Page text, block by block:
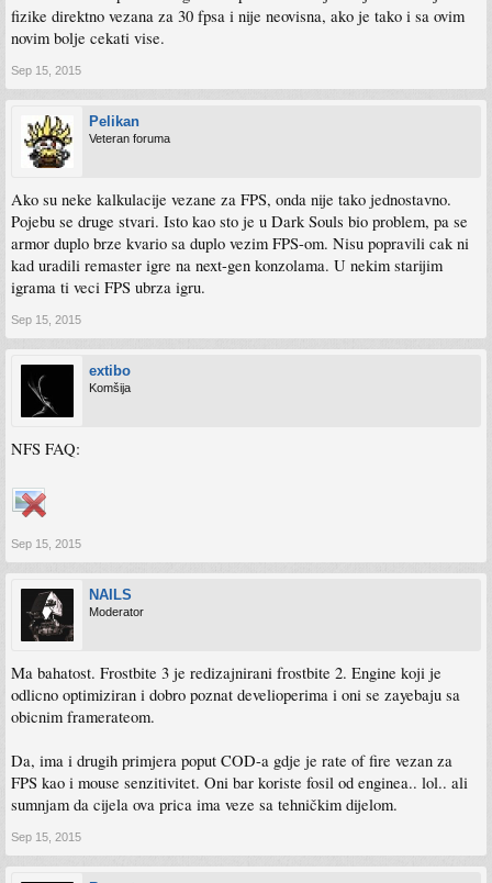
fizike direktno vezana za 30 fpsa i nije neovisna, ako je tako i sa ovim
novim bolje cekati vise.
Sep 15, 2015
Pelikan
Veteran foruma
Ako su neke kalkulacije vezane za FPS, onda nije tako jednostavno.
Pojebu se druge stvari. Isto kao sto je u Dark Souls bio problem, pa se
armor duplo brze kvario sa duplo vezim FPS-om. Nisu popravili cak ni
kad uradili remaster igre na next-gen konzolama. U nekim starijim
igrama ti veci FPS ubrza igru.
Sep 15, 2015
extibo
Komšija
NFS FAQ:
Sep 15, 2015
NAILS
Moderator
Ma bahatost. Frostbite 3 je redizajnirani frostbite 2. Engine koji je
odlicno optimiziran i dobro poznat develioperima i oni se zayebaju sa
obicnim framerateom.
Da, ima i drugih primjera poput COD-a gdje je rate of fire vezan za
FPS kao i mouse senzitivitet. Oni bar koriste fosil od enginea.. lol.. ali
sumnjam da cijela ova prica ima veze sa tehničkim dijelom.
Sep 15, 2015